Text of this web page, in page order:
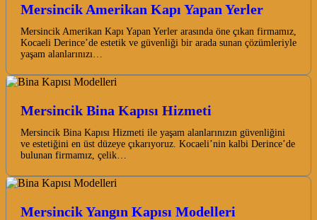
Mersincik Amerikan Kapı Yapan Yerler
Mersincik Amerikan Kapı Yapan Yerler arasında öne çıkan firmamız,
Kocaeli Derince’de estetik ve güvenliği bir arada sunan çözümleriyle
yaşam alanlarınızı…
Mersincik Bina Kapısı Hizmeti
Mersincik Bina Kapısı Hizmeti ile yaşam alanlarınızın güvenliğini
ve estetiğini en üst düzeye çıkarıyoruz. Kocaeli’nin kalbi Derince’de
bulunan firmamız, çelik…
Mersincik Yangın Kapısı Modelleri